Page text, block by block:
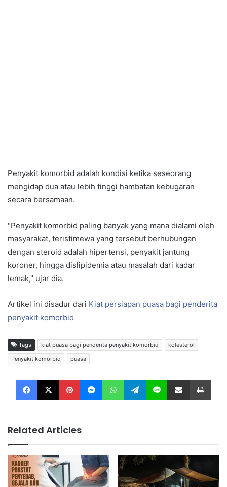
Penyakit komorbid adalah kondisi ketika seseorang
mengidap dua atau lebih tinggi hambatan kebugaran
secara bersamaan.
"Penyakit komorbid paling banyak yang mana dialami oleh
masyarakat, teristimewa yang tersebut berhubungan
dengan steroid adalah hipertensi, penyakit jantung
koroner, hingga dislipidemia atau masalah dari kadar
lemak," ujar dia.
Artikel ini disadur dari Kiat persiapan puasa bagi penderita
penyakit komorbid
Tags kiat puasa bagi penderita penyakit komorbid
kolesterol
Penyakit komorbid
puasa
Facebook X Pinterest Messenger WhatsApp Telegram Line Share via Email
Related Articles